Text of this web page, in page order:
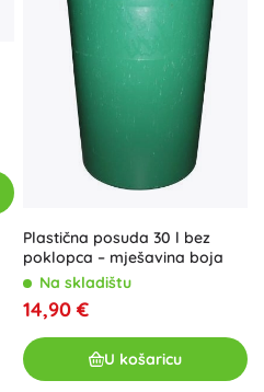
Plastična posuda 30 l bez
poklopca – mješavina boja
Na skladištu
14,90 €
U košaricu